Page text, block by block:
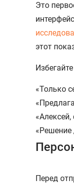
Это
этот
«Только
«Решение
Перед